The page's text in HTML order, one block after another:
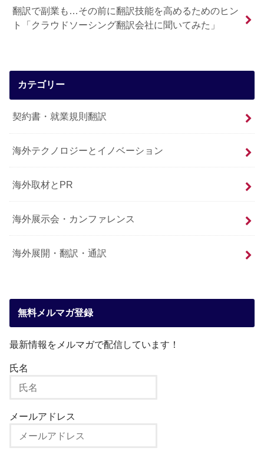
翻訳で副業も…その前に翻訳技能を高めるためのヒン
ト「クラウドソーシング翻訳会社に聞いてみた」
カテゴリー
契約書・就業規則翻訳
海外テクノロジーとイノベーション
海外取材とPR
海外展示会・カンファレンス
海外展開・翻訳・通訳
無料メルマガ登録
最新情報をメルマガで配信しています！
氏名
メールアドレス